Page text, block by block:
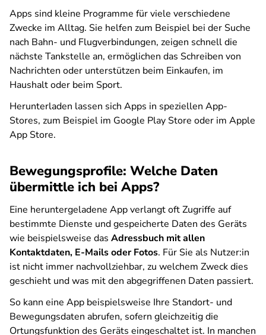
Apps sind kleine Programme für viele verschiedene
Zwecke im Alltag. Sie helfen zum Beispiel bei der Suche
nach Bahn- und Flugverbindungen, zeigen schnell die
nächste Tankstelle an, ermöglichen das Schreiben von
Nachrichten oder unterstützen beim Einkaufen, im
Haushalt oder beim Sport.
Herunterladen lassen sich Apps in speziellen App-
Stores, zum Beispiel im Google Play Store oder im Apple
App Store.
Bewegungsprofile: Welche Daten
übermittle ich bei Apps?
Eine heruntergeladene App verlangt oft Zugriffe auf
bestimmte Dienste und gespeicherte Daten des Geräts
wie beispielsweise das Adressbuch mit allen
Kontaktdaten, E-Mails oder Fotos. Für Sie als Nutzer:in
ist nicht immer nachvollziehbar, zu welchem Zweck dies
geschieht und was mit den abgegriffenen Daten passiert.
So kann eine App beispielsweise Ihre Standort- und
Bewegungsdaten abrufen, sofern gleichzeitig die
Ortungsfunktion des Geräts eingeschaltet ist. In manchen